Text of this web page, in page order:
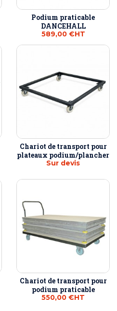
Podium praticable
DANCEHALL
589,00 €HT
Chariot de transport pour
plateaux podium/plancher
Sur devis
Chariot de transport pour
podium praticable
550,00 €HT